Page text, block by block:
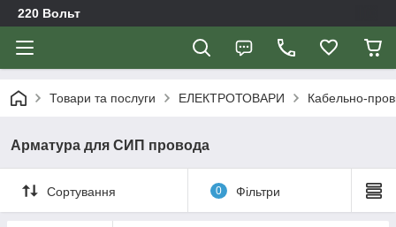
220 Вольт
Товари та послуги ЕЛЕКТРОТОВАРИ Кабельно-
Арматура для СИП провода
Сортування 0 Фільтри